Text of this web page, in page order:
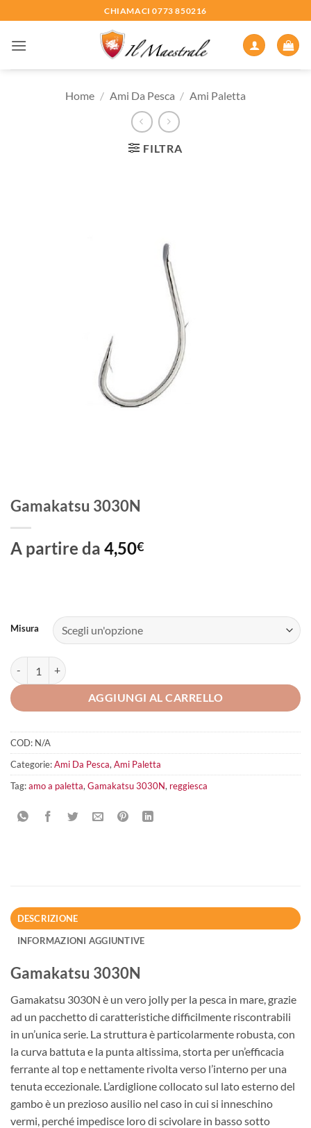
ai
contenuti
CHIAMACI 0773 850216
Home / Ami Da Pesca / Ami Paletta
FILTRA
Gamakatsu 3030N
A partire da 4,50€
Misura
Gamakatsu 3030N quantità
AGGIUNGI AL CARRELLO
COD: N/A
Categorie:Ami Da Pesca, Ami Paletta
Tag:amo a paletta, Gamakatsu 3030N, reggiesca
DESCRIZIONE
INFORMAZIONI AGGIUNTIVE
Gamakatsu 3030N
Gamakatsu 3030N è un vero jolly per la pesca in mare, grazie
ad un pacchetto di caratteristiche difficilmente riscontrabili
in un’unica serie. La struttura è particolarmente robusta, con
la curva battuta e la punta altissima, storta per un’efficacia
ferrante al top e nettamente rivolta verso l’interno per una
tenuta eccezionale. L’ardiglione collocato sul lato esterno del
gambo è un prezioso ausilio nel caso in cui si inneschino
vermi, perché impedisce loro di scivolare in basso sotto